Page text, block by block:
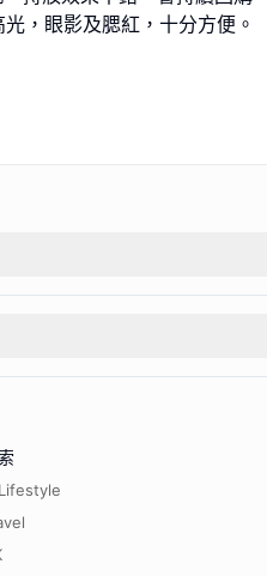
，眼影及腮紅，十分方便。